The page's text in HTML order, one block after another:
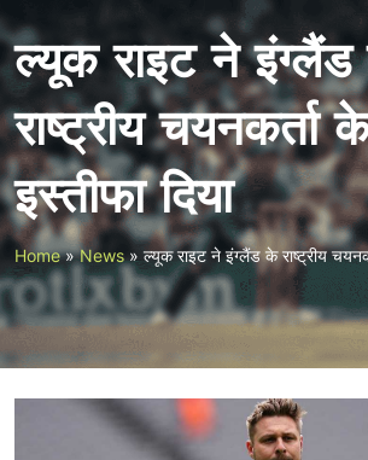
ल्यूक राइट ने
राष्ट्रीय चयनकर्ता
इस्तीफा दिया
Home»News »ल्यूक राइट ने इंग्लैंड के राष्ट्रीय